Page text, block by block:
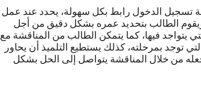
تسجيل الدخول رابط بكل سهولة، يحدد عند عمل
الطالب بتحديد عمره بشكل دقيق من أجل
يتواجد فيها، كما يتمكن الطالب من المناقشة مع
توجد بمرحلته، كذلك يستطيع التلميذ أن يحاور
من خلال المناقشة يتواصل إلى الحل بشكل